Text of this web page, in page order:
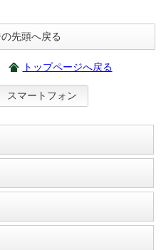
先頭へ戻る
トップページへ戻る
スマートフォン